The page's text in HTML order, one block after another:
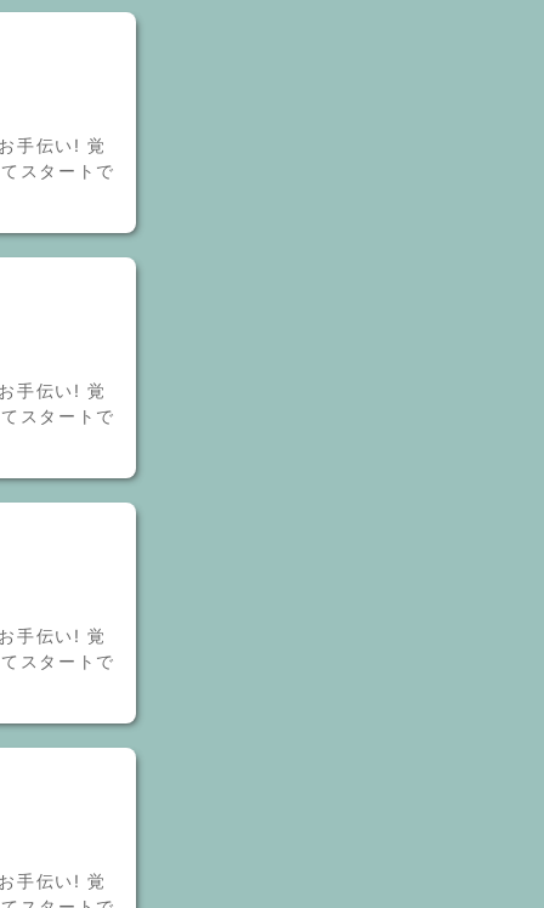
手伝い! 覚
スタートで
手伝い! 覚
スタートで
手伝い! 覚
スタートで
手伝い! 覚